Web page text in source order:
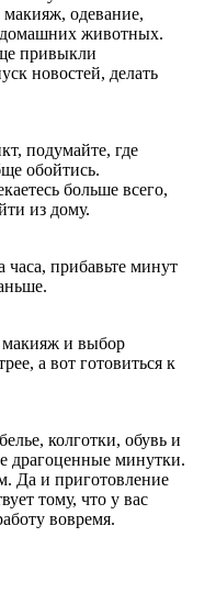
одевание,
домашних животных.
привыкли
новостей, делать
подумайте, где
обойтись.
больше всего,
из дому.
часа, прибавьте минут
макияж и выбор
а вот готовиться к
колготки, обувь и
драгоценные минутки.
Да и приготовление
тому, что у вас
вовремя.